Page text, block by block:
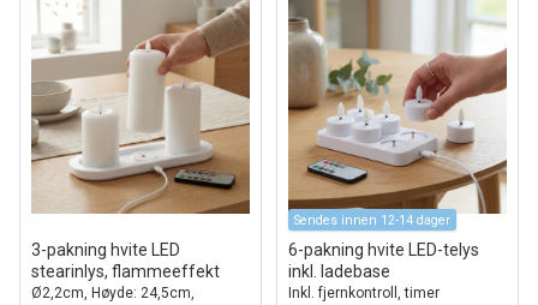
3-pakning hvite LED
stearinlys, flammeeffekt
Ø2,2cm, Høyde: 24,5cm,
Sendes innen 12-14 dager
6-pakning hvite LED-telys
inkl. ladebase
Inkl. fjernkontroll, timer